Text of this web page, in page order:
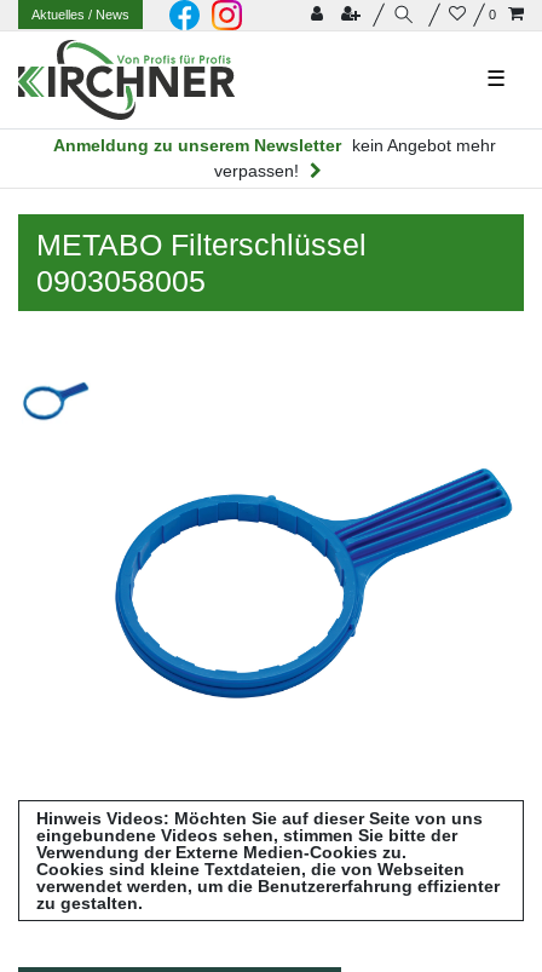
0
Aktuelles/ News
☰
Anmeldung zu unserem Newsletter
kein Angebot mehr
verpassen!
METABO Filterschlüssel
0903058005
Hinweis Videos: Möchten Sie auf dieser Seite von uns
eingebundene Videos sehen, stimmen Sie bitte der
Verwendung der Externe Medien-Cookies zu.
Cookies sind kleine Textdateien, die von Webseiten
verwendet werden, um die Benutzererfahrung effizienter
zu gestalten.